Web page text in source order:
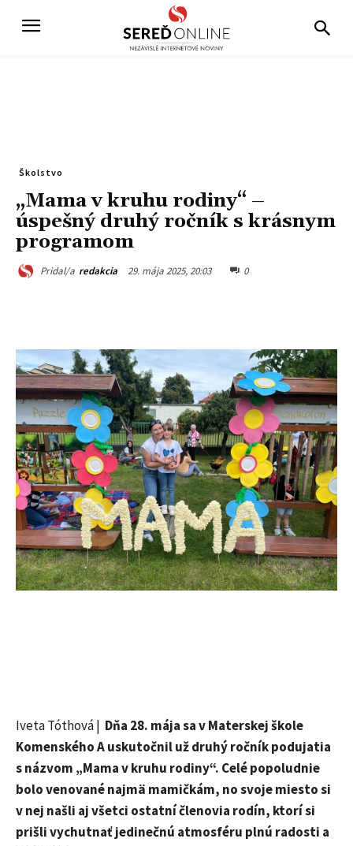
Školstvo
„Mama v kruhu rodiny“ –
úspešný druhý ročník s krásnym
programom
Pridal/a redakcia 29. mája 2025, 20:03 0
Iveta Tóthová | Dňa 28. mája sa v Materskej škole
Komenského A uskutočnil už druhý ročník podujatia
s názvom „Mama v kruhu rodiny“. Celé popoludnie
bolo venované najmä mamičkám, no svoje miesto si
v nej našli aj všetci ostatní členovia rodín, ktorí si
prišli vychutnať jedinečnú atmosféru plnú radosti a